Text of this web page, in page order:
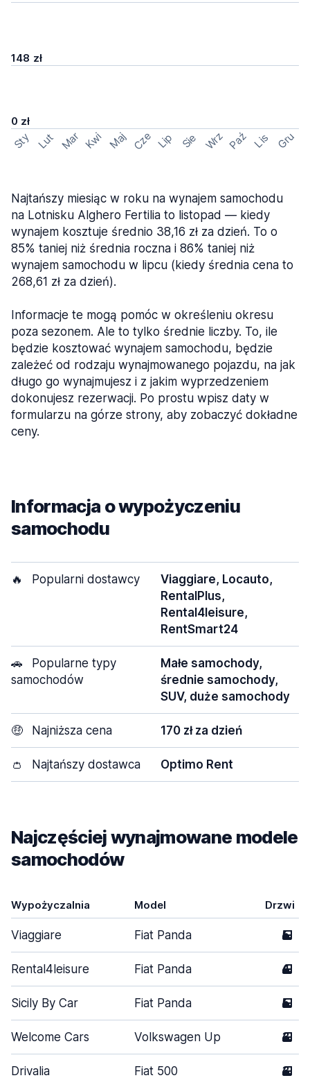
148 zł
0 zł
Sty Lut Mar Kwi Maj Cze Lip Sie Wrz Paź Lis Gru
Najtańszy miesiąc w roku na wynajem samochodu
na Lotnisku Alghero Fertilia to listopad — kiedy
wynajem kosztuje średnio 38,16 zł za dzień. To o
85% taniej niż średnia roczna i 86% taniej niż
wynajem samochodu w lipcu (kiedy średnia cena to
268,61 zł za dzień).
Informacje te mogą pomóc w określeniu okresu
poza sezonem. Ale to tylko średnie liczby. To, ile
będzie kosztować wynajem samochodu, będzie
zależeć od rodzaju wynajmowanego pojazdu, na jak
długo go wynajmujesz i z jakim wyprzedzeniem
dokonujesz rezerwacji. Po prostu wpisz daty w
formularzu na górze strony, aby zobaczyć dokładne
ceny.
Informacja o wypożyczeniu
samochodu
🔥 Popularni dostawcy
Viaggiare, Locauto,
RentalPlus,
Rental4leisure,
RentSmart24
🚗
Popularne typy
samochodów
Małe samochody,
średnie samochody,
SUV, duże samochody
🤑 Najniższa cena 170 zł za dzień
👛 Najtańszy dostawca Optimo Rent
Najczęściej wynajmowane modele
samochodów
Wypożyczalnia Model Drzwi
Viaggiare Fiat Panda 5
Rental4leisure Fiat Panda 4
Sicily By Car Fiat Panda 5
Welcome Cars Volkswagen Up 3
Drivalia Fiat 500 3